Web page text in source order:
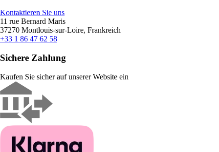
Kontaktieren Sie uns
11 rue Bernard Maris
37270 Montlouis-sur-Loire, Frankreich
+33 1 86 47 62 58
Sichere Zahlung
Kaufen Sie sicher auf unserer Website ein